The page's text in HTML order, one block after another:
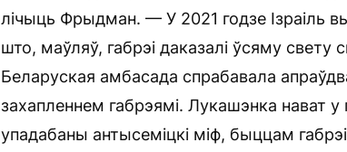
лічыць Фрыдман. — У 2021 годзе Ізраіль
што, маўляў, габрэі даказалі ўсяму свету
Беларуская амбасада спрабавала
захапленнем габрэямі. Лукашэнка нават
упадабаны антысеміцкі міф, быццам